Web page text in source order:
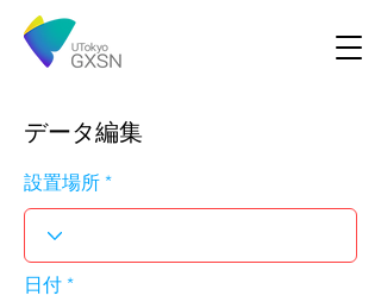
データ編集
設置場所
日付 *r